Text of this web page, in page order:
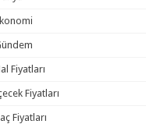
Fiyatları
Fiyatları
Fiyatları